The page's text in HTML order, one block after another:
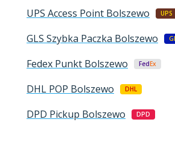
UPS Access Point Bolszewo UPS
GLS Szybka Paczka Bolszewo
Fedex Punkt Bolszewo FedEx
DHL POP Bolszewo DHL
DPD Pickup Bolszewo DPD